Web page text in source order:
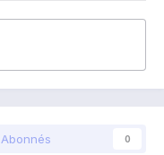
Abonnés 0